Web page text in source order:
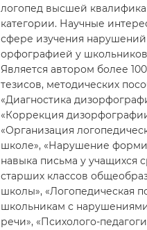
логопед высшей
категории. Научные
сфере изучения
орфографией у
Является автором более
тезисов, методических
«Диагностика
«Коррекция
«Организация
школе», «Нарушение
навыка письма у учащихся
старших классов
школы», «Логопедическая
школьникам с
речи», «Психолого-